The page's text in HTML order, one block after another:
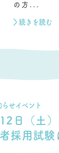
の方...
続きを読む
らせイベント
日（土
採用試験